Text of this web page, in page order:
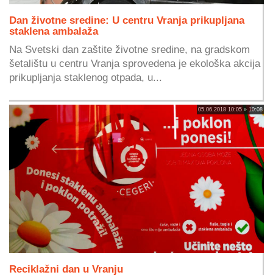
Dan životne sredine: U centru Vranja prikupljana
staklena ambalaža
Na Svetski dan zaštite životne sredine, na gradskom
šetalištu u centru Vranja sprovedena je ekološka akcija
prikupljanja staklenog otpada, u...
05.06.2018 10:05 » 10:08
Reciklažni dan u Vranju